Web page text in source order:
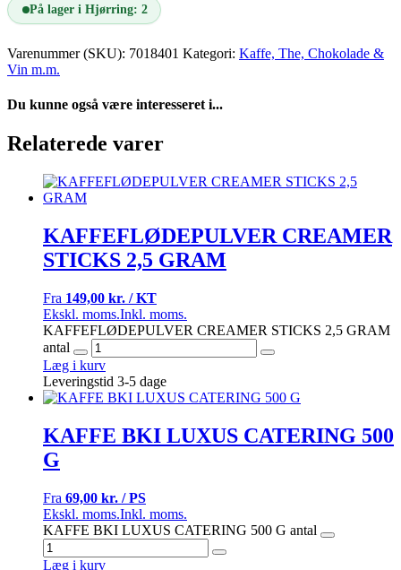
På lager i Hjørring: 2
Varenummer (SKU): 7018401 Kategori: Kaffe, The, Chokolade &
Vin m.m.
Du kunne også være interesseret i...
Relaterede varer
KAFFEFLØDEPULVER CREAMER
STICKS 2,5 GRAM
Fra 149,00 kr. / KT
Ekskl. moms.Inkl. moms.
KAFFEFLØDEPULVER CREAMER STICKS 2,5 GRAM
antal
Læg i kurv
Leveringstid 3-5 dage
KAFFE BKI LUXUS CATERING 500
G
Fra 69,00 kr. / PS
Ekskl. moms.Inkl. moms.
KAFFE BKI LUXUS CATERING 500 G antal
Læg i kurv